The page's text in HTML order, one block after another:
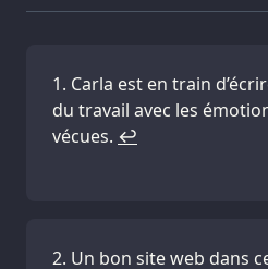
Carla est en train
du travail avec les
vécues. ↩
Un bon site web dans